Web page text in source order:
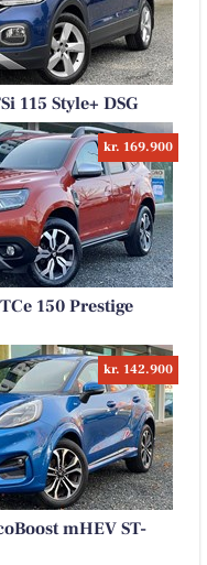
115 Style+ DSG
kr. 169.900
150 Prestige
kr. 142.900
mHEV ST-